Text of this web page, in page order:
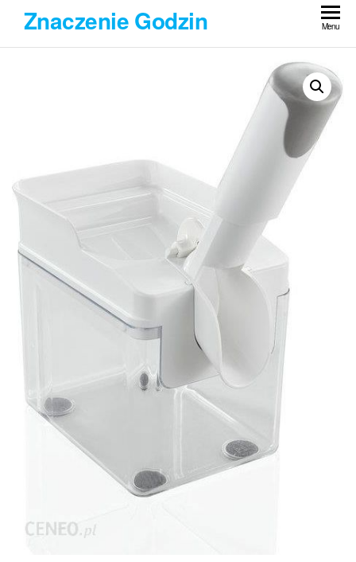
Przejdź
treści
Znaczenie Godzin Menu